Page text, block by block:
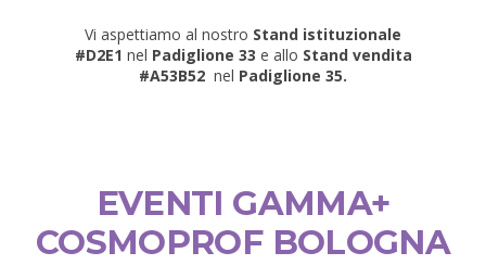
Vi aspettiamo al nostro Stand istituzionale
#D2E1 nel Padiglione 33 e allo Stand vendita
#A53B52 nel Padiglione 35.
EVENTI GAMMA+
COSMOPROF BOLOGNA